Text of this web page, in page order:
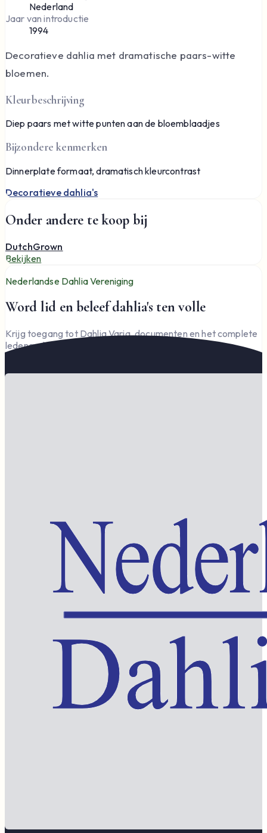
Nederland
Jaar van introductie
1994
Decoratieve dahlia met dramatische paars-witte
bloemen.
Kleurbeschrijving
Diep paars met witte punten aan de bloemblaadjes
Bijzondere kenmerken
Dinnerplate formaat, dramatisch kleurcontrast
Decoratieve dahlia's
Onder andere te koop bij
DutchGrown
Bekijken
Nederlandse Dahlia Vereniging
Word lid en beleef dahlia's ten volle
Krijg toegang tot Dahlia Varia, documenten en het complete
ledengedeelte — en steun de vereniging.